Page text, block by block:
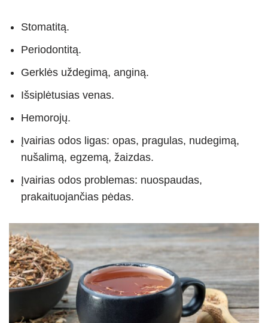
Stomatitą.
Periodontitą.
Gerklės uždegimą, anginą.
Išsiplėtusias venas.
Hemorojų.
Įvairias odos ligas: opas, pragulas, nudegimą,
nušalimą, egzemą, žaizdas.
Įvairias odos problemas: nuospaudas,
prakaituojančias pėdas.